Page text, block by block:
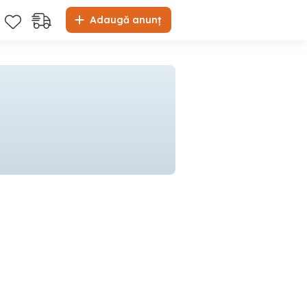
Adaugă anunț